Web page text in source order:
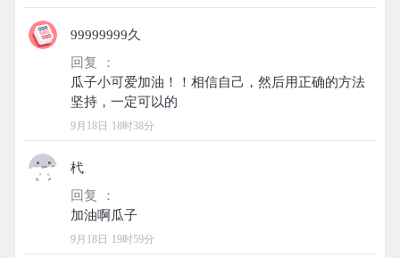
99999999久
回复 ：
瓜子小可爱加油！！相信自己，然后用正确的方法
9月18日 18时38分
杙
回复 ：
9月18日 19时59分